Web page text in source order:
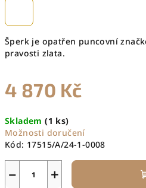
Šperk je opatřen puncovní
pravosti zlata.
4 870 Kč
cena:
Skladem(1 ks)
Možnosti doručení
Kód: 17515/A/24-1-0008
+
−